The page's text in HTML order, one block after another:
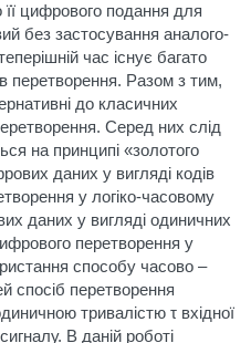
її цифрового подання для
без застосування аналого-
час існує багато
перетворення. Разом з тим,
до класичних
Серед них слід
на принципі «золотого
даних у вигляді кодів
у логіко-часовому
даних у вигляді одиничних
перетворення у
способу часово –
спосіб перетворення
тривалістю τ вхідної
В даній роботі